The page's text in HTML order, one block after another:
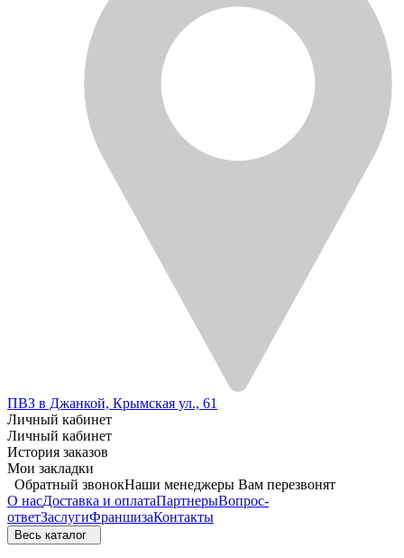
ПВЗ в Джанкой, Крымская ул., 61
Личный кабинет
Личный кабинет
История заказов
Мои закладки
Обратный звонокНаши менеджеры Вам перезвонят
О насДоставка и оплатаПартнерыВопрос-
ответЗаслугиФраншизаКонтакты
Весь каталог